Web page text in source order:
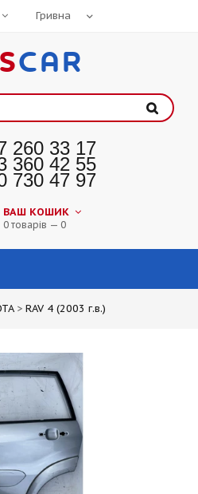
CAR
260 33 17
360 42 55
730 47 97
ВАШ КОШИК
0 товарів — 0
> RAV 4 (2003 г.в.)